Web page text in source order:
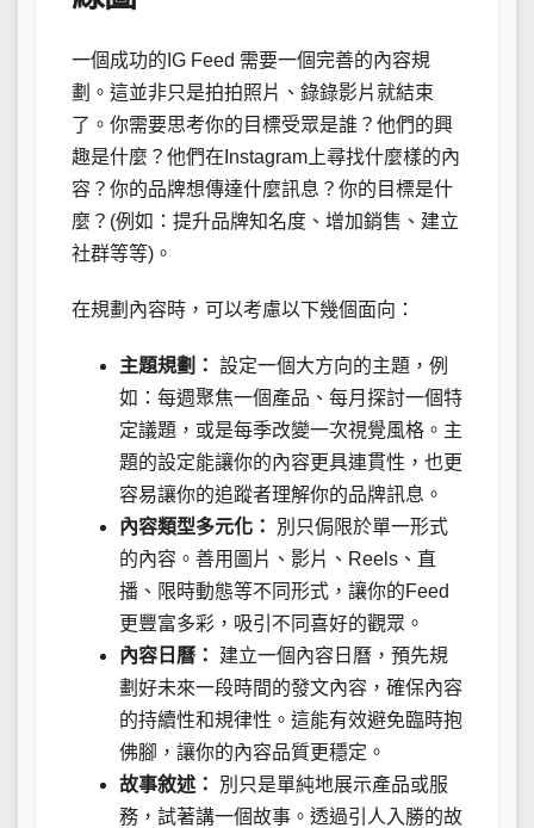
一個成功的IG Feed 需要一個完善的內容規
劃。這並非只是拍拍照片、錄錄影片就結束
了。你需要思考你的目標受眾是誰？他們的興
趣是什麼？他們在Instagram上尋找什麼樣的內
容？你的品牌想傳達什麼訊息？你的目標是什
麼？(例如：提升品牌知名度、增加銷售、建立
社群等等)。
在規劃內容時，可以考慮以下幾個面向：
主題規劃： 設定一個大方向的主題，例
如：每週聚焦一個產品、每月探討一個特
定議題，或是每季改變一次視覺風格。主
題的設定能讓你的內容更具連貫性，也更
容易讓你的追蹤者理解你的品牌訊息。
內容類型多元化：
別只侷限於單一形式
的內容。善用圖片、影片、Reels、直
播、限時動態等不同形式，讓你的Feed
更豐富多彩，吸引不同喜好的觀眾。
內容日曆：
建立一個內容日曆，預先規
劃好未來一段時間的發文內容，確保內容
的持續性和規律性。這能有效避免臨時抱
佛腳，讓你的內容品質更穩定。
故事敘述：
別只是單純地展示產品或服
務，試著講一個故事。透過引人入勝的故